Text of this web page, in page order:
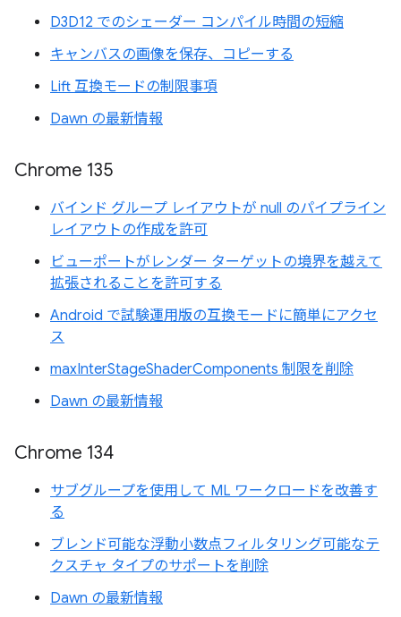
D3D12 でのシェーダー コンパイル時間の短縮
キャンバスの画像を保存、コピーする
Lift 互換モードの制限事項
Dawn の最新情報
Chrome 135
バインド グループ レイアウトが null のパイプライン
レイアウトの作成を許可
ビューポートがレンダー ターゲットの境界を越えて
拡張されることを許可する
Android で試験運用版の互換モードに簡単にアクセ
ス
maxInterStageShaderComponents 制限を削除
Dawn の最新情報
Chrome 134
サブグループを使用して ML ワークロードを改善す
る
ブレンド可能な浮動小数点フィルタリング可能なテ
クスチャ タイプのサポートを削除
Dawn の最新情報